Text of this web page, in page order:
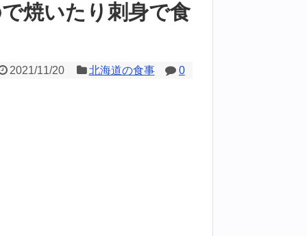
焼いたり刺身で食
2021/11/20 北海道の食事 0